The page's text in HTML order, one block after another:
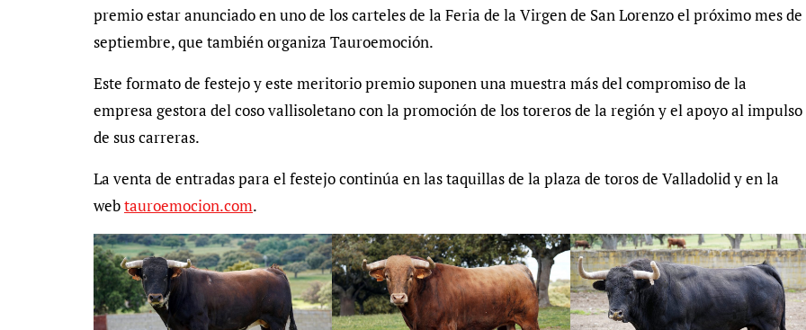
premio estar anunciado en uno de los carteles de la Feria de la Virgen de San Lorenzo el próximo mes de
septiembre, que también organiza Tauroemoción.
Este formato de festejo y este meritorio premio suponen una muestra más del compromiso de la
empresa gestora del coso vallisoletano con la promoción de los toreros de la región y el apoyo al impulso
de sus carreras.
La venta de entradas para el festejo continúa en las taquillas de la plaza de toros de Valladolid y en la
webtauroemocion.com.